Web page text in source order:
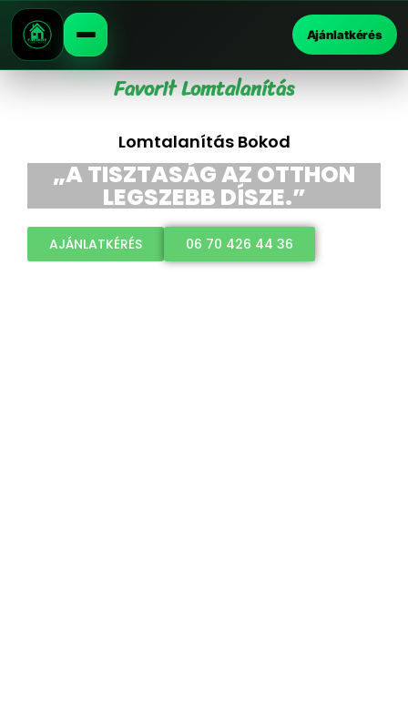
Ajánlatkérés
Favorit Lomtalanítás
Lomtalanítás Bokod
„A TISZTASÁG AZ OTTHON
LEGSZEBB DÍSZE.”
AJÁNLATKÉRÉS 06 70 426 44 36